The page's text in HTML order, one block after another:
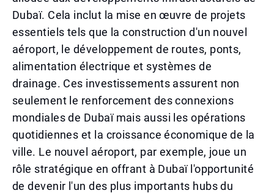
Dubaï. Cela inclut la mise en œuvre de projets
essentiels tels que la construction d'un nouvel
aéroport, le développement de routes, ponts,
alimentation électrique et systèmes de
drainage. Ces investissements assurent non
seulement le renforcement des connexions
mondiales de Dubaï mais aussi les opérations
quotidiennes et la croissance économique de la
ville. Le nouvel aéroport, par exemple, joue un
rôle stratégique en offrant à Dubaï l'opportunité
de devenir l'un des plus importants hubs du